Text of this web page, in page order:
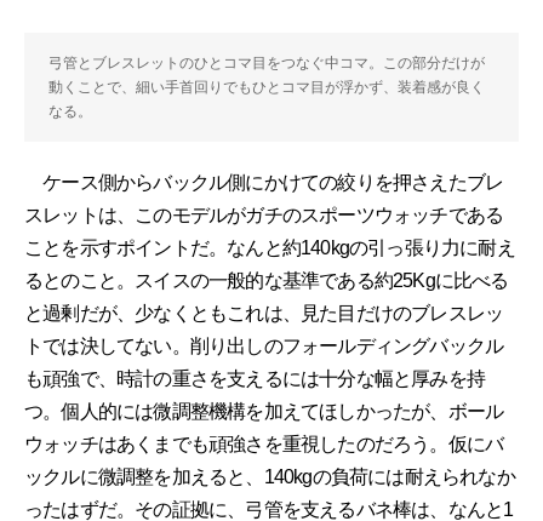
弓管とブレスレットのひとコマ目をつなぐ中コマ。この部分だけが
動くことで、細い手首回りでもひとコマ目が浮かず、装着感が良く
なる。
ケース側からバックル側にかけての絞りを押さえたブレ
スレットは、このモデルがガチのスポーツウォッチである
ことを示すポイントだ。なんと約140kgの引っ張り力に耐え
るとのこと。スイスの一般的な基準である約25Kgに比べる
と過剰だが、少なくともこれは、見た目だけのブレスレッ
トでは決してない。削り出しのフォールディングバックル
も頑強で、時計の重さを支えるには十分な幅と厚みを持
つ。個人的には微調整機構を加えてほしかったが、ボール
ウォッチはあくまでも頑強さを重視したのだろう。仮にバ
ックルに微調整を加えると、140kgの負荷には耐えられなか
ったはずだ。その証拠に、弓管を支えるバネ棒は、なんと1